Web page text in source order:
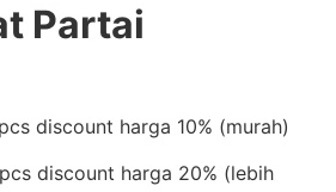
Partai
discount harga 10% (murah)
discount harga 20% (lebih